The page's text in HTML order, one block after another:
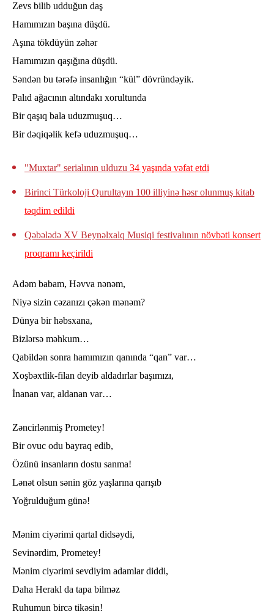
Zevs bilib udduğun daş
Hamımızın başına düşdü.
Aşına tökdüyün zəhər
Hamımızın qaşığına düşdü.
Səndən bu tərəfə insanlığın “kül” dövründəyik.
Palıd ağacının altındakı xorultunda
Bir qaşıq bala uduzmuşuq…
Bir dəqiqəlik kefə uduzmuşuq…
"Muxtar" serialının ulduzu 34 yaşında vəfat etdi
Birinci Türkoloji Qurultayın 100 illiyinə həsr olunmuş kitab
təqdim edildi
Qəbələdə XV Beynəlxalq Musiqi festivalının növbəti konsert
proqramı keçirildi
Adəm babam, Həvva nənəm,
Niyə sizin cəzanızı çəkən mənəm?
Dünya bir həbsxana,
Bizlərsə məhkum…
Qabildən sonra hamımızın qanında “qan” var…
Xoşbəxtlik-filan deyib aldadırlar başımızı,
İnanan var, aldanan var…
Zəncirlənmiş Prometey!
Bir ovuc odu bayraq edib,
Özünü insanların dostu sanma!
Lənət olsun sənin göz yaşlarına qarışıb
Yoğrulduğum günə!
Mənim ciyərimi qartal didsəydi,
Sevinərdim, Prometey!
Mənim ciyərimi sevdiyim adamlar diddi,
Daha Herakl da tapa bilməz
Ruhumun bircə tikəsin!